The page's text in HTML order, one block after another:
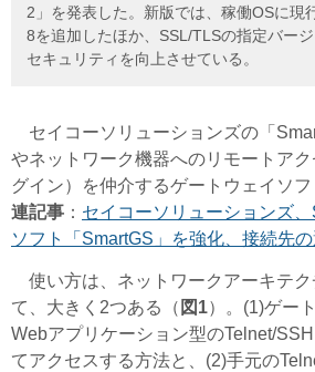
2」を発表した。新版では、稼働OSに現
8を追加したほか、SSL/TLSの指定バー
セキュリティを向上させている。
セイコーソリューションズの「
やネットワーク機器へのリモートア
グイン）を仲介するゲートウェイソ
連記事 ： セイコーソリューションズ
ソフト「SmartGS」を強化、接続先
使い方は、ネットワークアーキテク
て、大きく2つある（ 図1）。(1)ゲー
Webアプリケーション型のTelnet/
てアクセスする方法と、(2)手元の